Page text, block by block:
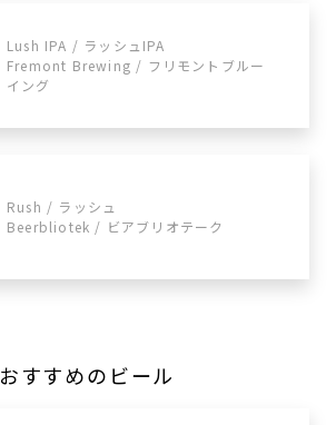
Lush IPA / ラッシュIPA
Fremont Brewing / フリモントブルー
イング
Rush / ラッシュ
Beerbliotek / ビアブリオテーク
おすすめのビール